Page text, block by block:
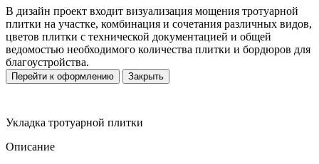
В дизайн проект входит визуализация мощения тротуарной
плитки на участке, комбинация и сочетания различных видов,
цветов плитки с технической документацией и общей
ведомостью необходимого количества плитки и бордюров для
благоустройства.
Перейти к оформлению Закрыть
Укладка тротуарной плитки
Описание